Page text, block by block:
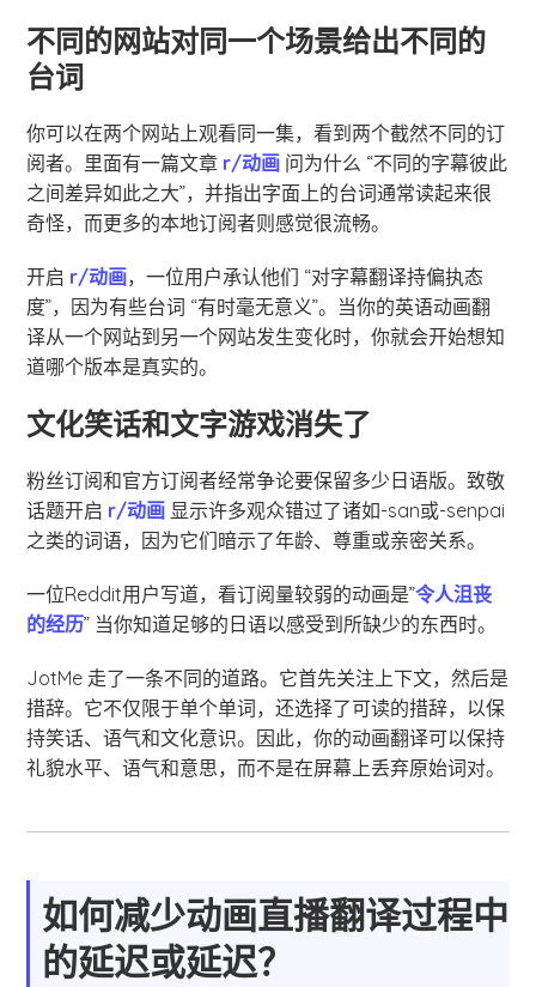
不同的网站对同一个场景给出不同的
台词
你可以在两个网站上观看同一集，看到两个截然不同的订
阅者。里面有一篇文章 r/动画 问为什么 “不同的字幕彼此
之间差异如此之大”，并指出字面上的台词通常读起来很
奇怪，而更多的本地订阅者则感觉很流畅。
开启 r/动画，一位用户承认他们 “对字幕翻译持偏执态
度”，因为有些台词 “有时毫无意义”。当你的英语动画翻
译从一个网站到另一个网站发生变化时，你就会开始想知
道哪个版本是真实的。
文化笑话和文字游戏消失了
粉丝订阅和官方订阅者经常争论要保留多少日语版。致敬
话题开启 r/动画 显示许多观众错过了诸如-san或-senpai
之类的词语，因为它们暗示了年龄、尊重或亲密关系。
一位Reddit用户写道，看订阅量较弱的动画是”令人沮丧
的经历” 当你知道足够的日语以感受到所缺少的东西时。
JotMe 走了一条不同的道路。它首先关注上下文，然后是
措辞。它不仅限于单个单词，还选择了可读的措辞，以保
持笑话、语气和文化意识。因此，你的动画翻译可以保持
礼貌水平、语气和意思，而不是在屏幕上丢弃原始词对。
如何减少动画直播翻译过程中
的延迟或延迟？